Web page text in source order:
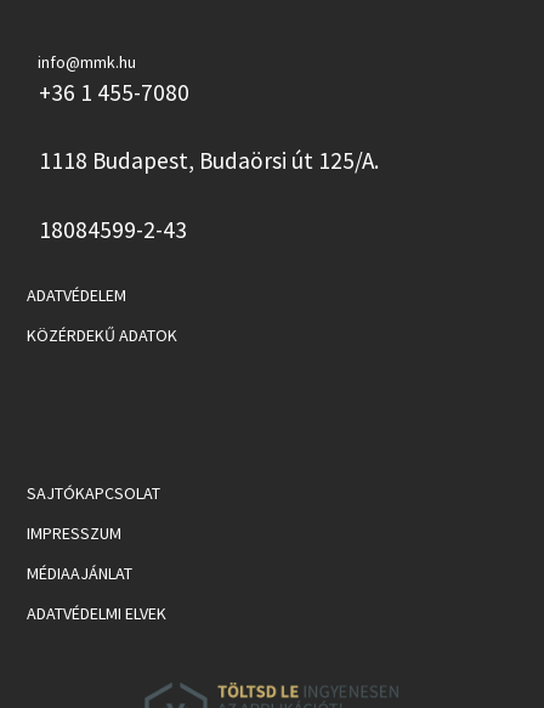
info@mmk.hu
+36 1 455-7080
1118 Budapest, Budaörsi út 125/A.
18084599-2-43
ADATVÉDELEM
KÖZÉRDEKŰ ADATOK
SAJTÓKAPCSOLAT
IMPRESSZUM
MÉDIAAJÁNLAT
ADATVÉDELMI ELVEK